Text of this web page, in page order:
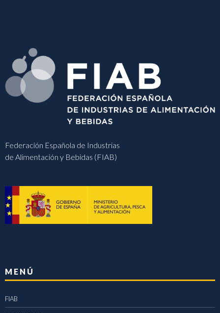
Federación Española de Industrias
de Alimentación y Bebidas (FIAB)
MENÚ
FIAB